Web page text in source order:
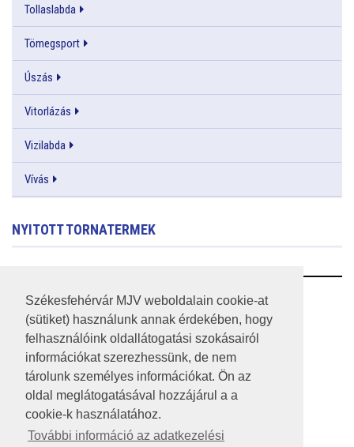
Székesfehérvár MJV weboldalain cookie-at
(sütiket) használunk annak érdekében, hogy
felhasználóink oldallátogatási szokásairól
információkat szerezhessünk, de nem
tárolunk személyes információkat. Ön az
oldal meglátogatásával hozzájárul a a
cookie-k használatához.
További információ az adatkezelési
Tollaslabda
Tömegsport
Úszás
Vitorlázás
Vizilabda
Vívás
NYITOTT TORNATERMEK
RSS
A HONLAP 2017.03.31-I ÁLLAPOTA
JOGI NYILATKOZAT
IMPRESSZUM